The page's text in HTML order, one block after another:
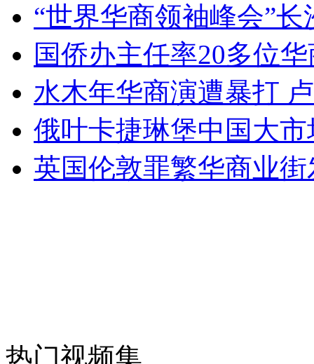
走！跟着总书记去植树
消防员救轻生者 花炮节热闹非凡 减压"枕头大战"
纽约上演“枕头大战”
“世界华商领袖峰会”长
国侨办主任率20多位
水木年华商演遭暴打
俄叶卡捷琳堡中国大
英国伦敦罪繁华商业
热门视频集